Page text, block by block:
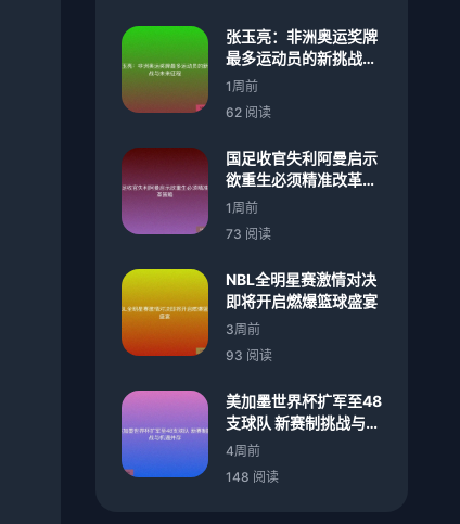
张玉亮：非洲奥运奖牌
最多运动员的新挑战与
未来征程
1周前
62 阅读
国足收官失利阿曼启示
欲重生必须精准改革策
略
1周前
73 阅读
NBL全明星赛激情对决
即将开启燃爆篮球盛宴
3周前
93 阅读
美加墨世界杯扩军至48
支球队 新赛制挑战与机
遇并存
4周前
148 阅读